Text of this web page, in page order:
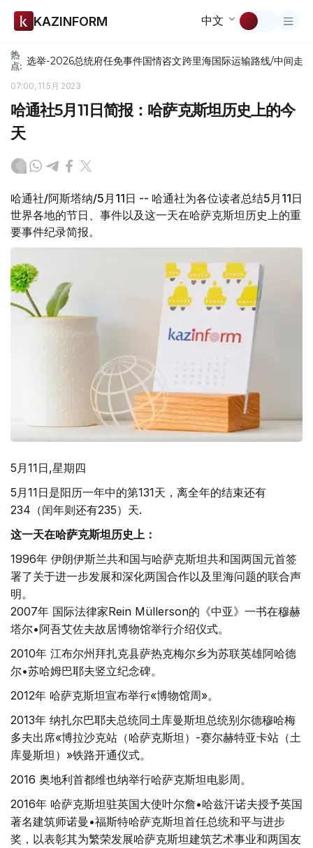
KAZINFORM 中文
热
点: 选举-2026总统府任免事件国情咨文跨里海国际运输路线/中间走廊
07:00, 11 5月 2023
哈通社5月11日简报：哈萨克斯坦历史上的今
天
哈通社/阿斯塔纳/5月11日 -- 哈通社为各位读者总结5月11日
世界各地的节日、事件以及这一天在哈萨克斯坦历史上的重
要事件纪录简报。
5月11日,星期四
5月11日是阳历一年中的第131天，离全年的结束还有
234（闰年则还有235）天.
这一天在哈萨克斯坦历史上：
1996年 伊朗伊斯兰共和国与哈萨克斯坦共和国两国元首签
署了关于进一步发展和深化两国合作以及里海问题的联合声
明。
2007年 国际法律家Rein Müllerson的《中亚》一书在穆赫
塔尔•阿吾艾佐夫故居博物馆举行介绍仪式。
2010年 江布尔州拜扎克县萨热克梅尔乡为苏联英雄阿哈德
尔•苏哈姆巴耶夫竖立纪念碑。
2012年 哈萨克斯坦宣布举行«博物馆周»。
2013年 纳扎尔巴耶夫总统同土库曼斯坦总统别尔德穆哈梅
多夫出席«博拉沙克站（哈萨克斯坦）-赛尔赫特亚卡站（土
库曼斯坦）»铁路开通仪式。
2016 奥地利首都维也纳举行哈萨克斯坦电影周。
2016年 哈萨克斯坦驻英国大使叶尔詹•哈兹汗诺夫授予英国
著名建筑师诺曼•福斯特哈萨克斯坦首任总统和平与进步
奖，以表彰其为繁荣发展哈萨克斯坦建筑艺术事业和两国友